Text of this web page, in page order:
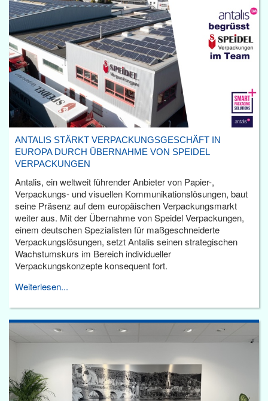
ANTALIS STÄRKT VERPACKUNGSGESCHÄFT IN
EUROPA DURCH ÜBERNAHME VON SPEIDEL
VERPACKUNGEN
Antalis, ein weltweit führender Anbieter von Papier-,
Verpackungs- und visuellen Kommunikationslösungen, baut
seine Präsenz auf dem europäischen Verpackungsmarkt
weiter aus. Mit der Übernahme von Speidel Verpackungen,
einem deutschen Spezialisten für maßgeschneiderte
Verpackungslösungen, setzt Antalis seinen strategischen
Wachstumskurs im Bereich individueller
Verpackungskonzepte konsequent fort.
Weiterlesen...